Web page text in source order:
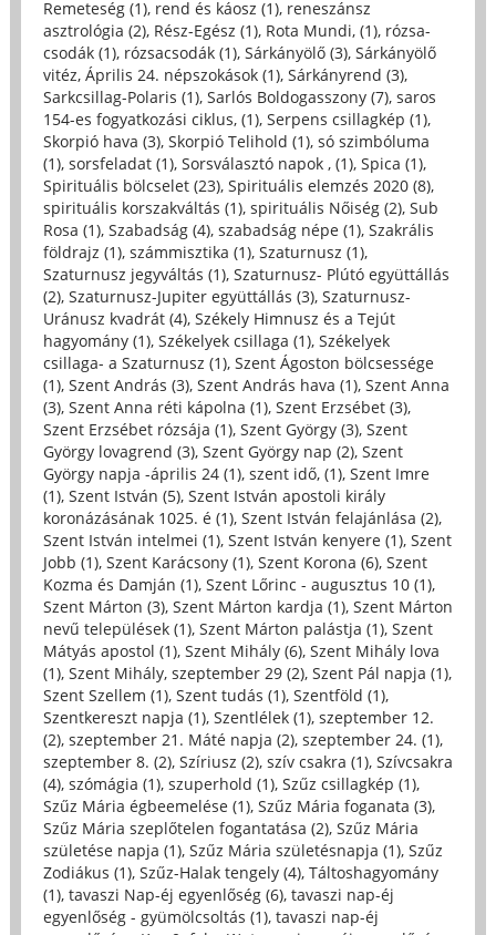
Remeteség (1), rend és káosz (1), reneszánsz
asztrológia (2), Rész-Egész (1), Rota Mundi, (1), rózsa-
csodák (1), rózsacsodák (1), Sárkányölő (3), Sárkányölő
vitéz, Április 24. népszokások (1), Sárkányrend (3),
Sarkcsillag-Polaris (1), Sarlós Boldogasszony (7), saros
154-es fogyatkozási ciklus, (1), Serpens csillagkép (1),
Skorpió hava (3), Skorpió Telihold (1), só szimbóluma
(1), sorsfeladat (1), Sorsválasztó napok , (1), Spica (1),
Spirituális bölcselet (23), Spirituális elemzés 2020 (8),
spirituális korszakváltás (1), spirituális Nőiség (2), Sub
Rosa (1), Szabadság (4), szabadság népe (1), Szakrális
földrajz (1), számmisztika (1), Szaturnusz (1),
Szaturnusz jegyváltás (1), Szaturnusz- Plútó együttállás
(2), Szaturnusz-Jupiter együttállás (3), Szaturnusz-
Uránusz kvadrát (4), Székely Himnusz és a Tejút
hagyomány (1), Székelyek csillaga (1), Székelyek
csillaga- a Szaturnusz (1), Szent Ágoston bölcsessége
(1), Szent András (3), Szent András hava (1), Szent Anna
(3), Szent Anna réti kápolna (1), Szent Erzsébet (3),
Szent Erzsébet rózsája (1), Szent György (3), Szent
György lovagrend (3), Szent György nap (2), Szent
György napja -április 24 (1), szent idő, (1), Szent Imre
(1), Szent István (5), Szent István apostoli király
koronázásának 1025. é (1), Szent István felajánlása (2),
Szent István intelmei (1), Szent István kenyere (1), Szent
Jobb (1), Szent Karácsony (1), Szent Korona (6), Szent
Kozma és Damján (1), Szent Lőrinc - augusztus 10 (1),
Szent Márton (3), Szent Márton kardja (1), Szent Márton
nevű települések (1), Szent Márton palástja (1), Szent
Mátyás apostol (1), Szent Mihály (6), Szent Mihály lova
(1), Szent Mihály, szeptember 29 (2), Szent Pál napja (1),
Szent Szellem (1), Szent tudás (1), Szentföld (1),
Szentkereszt napja (1), Szentlélek (1), szeptember 12.
(2), szeptember 21. Máté napja (2), szeptember 24. (1),
szeptember 8. (2), Szíriusz (2), szív csakra (1), Szívcsakra
(4), szómágia (1), szuperhold (1), Szűz csillagkép (1),
Szűz Mária égbeemelése (1), Szűz Mária foganata (3),
Szűz Mária szeplőtelen fogantatása (2), Szűz Mária
születése napja (1), Szűz Mária születésnapja (1), Szűz
Zodiákus (1), Szűz-Halak tengely (4), Táltoshagyomány
(1), tavaszi Nap-éj egyenlőség (6), tavaszi nap-éj
egyenlőség - gyümölcsoltás (1), tavaszi nap-éj